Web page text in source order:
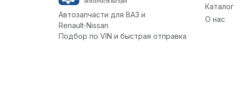
Автозапчасти для ВАЗ и
Renault‑Nissan
Подбор по VIN и быстрая отправка
Каталог
О нас